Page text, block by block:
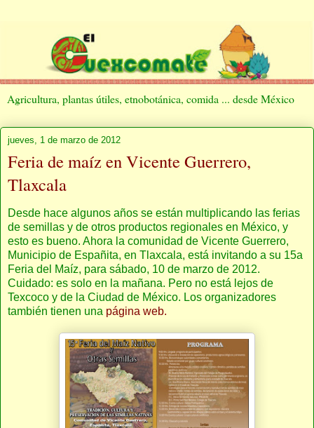
Agricultura, plantas útiles, etnobotánica, comida ... desde México
jueves, 1 de marzo de 2012
Feria de maíz en Vicente Guerrero,
Tlaxcala
Desde hace algunos años se están multiplicando las ferias
de semillas y de otros productos regionales en México, y
esto es bueno. Ahora la comunidad de Vicente Guerrero,
Municipio de Españita, en Tlaxcala, está invitando a su 15a
Feria del Maíz, para sábado, 10 de marzo de 2012.
Cuidado: es solo en la mañana. Pero no está lejos de
Texcoco y de la Ciudad de México. Los organizadores
también tienen una página web.